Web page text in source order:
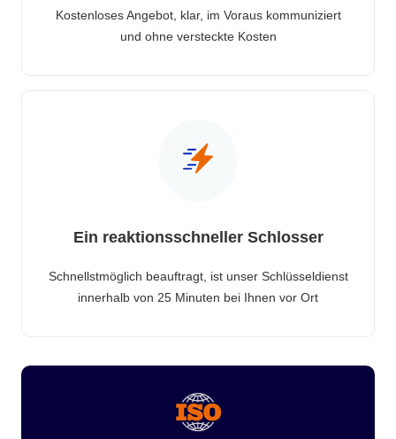
Kostenloses Angebot, klar, im Voraus kommuniziert
und ohne versteckte Kosten
Ein reaktionsschneller Schlosser
Schnellstmöglich beauftragt, ist unser Schlüsseldienst
innerhalb von 25 Minuten bei Ihnen vor Ort